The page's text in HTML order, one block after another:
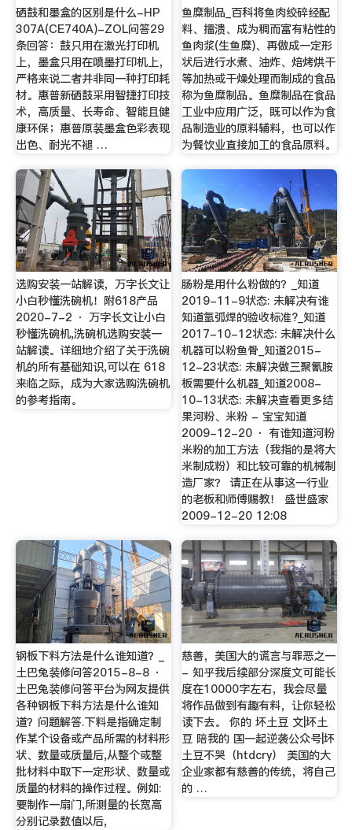
硒鼓和墨盒的区别是什么-HP
307A(CE740A)-ZOL问答29
条回答：鼓只用在激光打印机
上，墨盒只用在喷墨打印机上，
严格来说二者并非同一种打印耗
材。惠普新硒鼓采用智捷打印技
术，高质量、长寿命、智能且健
康环保；惠普原装墨盒色彩表现
出色、耐光不褪 …
鱼糜制品_百科将鱼肉绞碎经配
料、擂溃、成为稠而富有粘性的
鱼肉浆(生鱼糜)、再做成一定形
状后进行水煮、油炸、焙烤烘干
等加热或干燥处理而制成的食品
称为鱼糜制品。鱼糜制品在食品
工业中应用广泛，既可以作为食
品制造业的原料辅料，也可以作
为餐饮业直接加工的食品原料。
选购安装一站解读，万字长文让
小白秒懂洗碗机！附618产品
2020-7-2 · 万字长文让小白
秒懂洗碗机,洗碗机选购安装一
站解读。详细地介绍了关于洗碗
机的所有基础知识,可以在 618
来临之际，成为大家选购洗碗机
的参考指南。
肠粉是用什么粉做的？_知道
2019-11-9状态: 未解决有谁
知道氩弧焊的验收标准?_知道
2017-10-12状态: 未解决什么
机器可以粉鱼骨_知道2015-
12-23状态: 未解决做三聚氰胺
板需要什么机器_知道2008-
10-13状态: 未解决查看更多结
果河粉、米粉 - 宝宝知道
2009-12-20 · 有谁知道河粉
米粉的加工方法（我指的是将大
米制成粉）和比较可靠的机械制
造厂家？ 请正在从事这一行业
的老板和师傅赐教！ 盛世盛家
2009-12-20 12:08
钢板下料方法是什么谁知道？_
土巴兔装修问答2015-8-8 ·
土巴兔装修问答平台为网友提供
各种钢板下料方法是什么谁知
道？问题解答.下料是指确定制
作某个设备或产品所需的材料形
状、数量或质量后,从整个或整
批材料中取下一定形状、数量或
质量的材料的操作过程。例如:
要制作一扇门,所测量的长宽高
分别记录数值以后,
慈善，美国大的谎言与罪恶之一
- 知乎我后续部分深度文可能长
度在10000字左右，我会尽量
将作品做到有趣有料，让你轻松
读下去。 你的 坏土豆 文|坏土
豆 陪我的 国一起逆袭公众号|坏
土豆不哭（htdcry） 美国的大
企业家都有慈善的传统，将自己
的 …